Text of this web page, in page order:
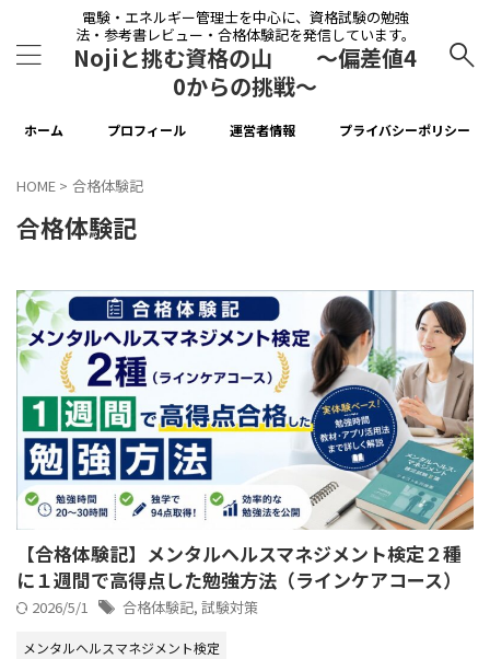
電験・エネルギー管理士を中心に、資格試験の勉強
法・参考書レビュー・合格体験記を発信しています。
Nojiと挑む資格の山 〜偏差値4
0からの挑戦〜
ホーム プロフィール 運営者情報 プライバシーポリシー
HOME > 合格体験記
合格体験記
【合格体験記】メンタルヘルスマネジメント検定２種
に１週間で高得点した勉強方法（ラインケアコース）
2026/5/1 合格体験記, 試験対策
メンタルヘルスマネジメント検定